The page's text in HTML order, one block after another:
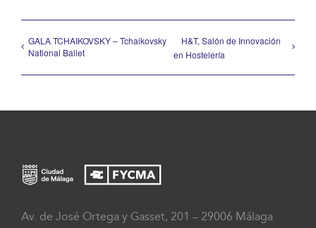
GALA TCHAIKOVSKY – Tchaikovsky
National Ballet
H&T, Salón de Innovación
en Hostelería
Av. de José Ortega y Gasset, 201 – 29006 Málaga